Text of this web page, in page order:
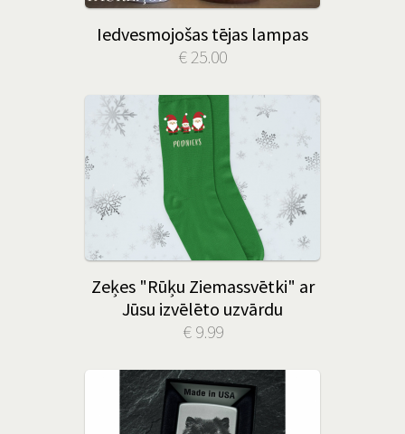
Iedvesmojošas tējas lampas
€ 25.00
Zeķes "Rūķu Ziemassvētki" ar
Jūsu izvēlēto uzvārdu
€ 9.99